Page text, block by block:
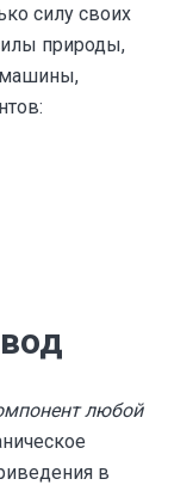
силу своих
природы,
машины,
любой
в